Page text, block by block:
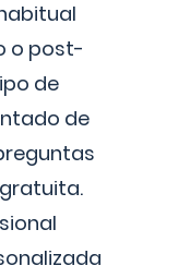
o post-
de
de